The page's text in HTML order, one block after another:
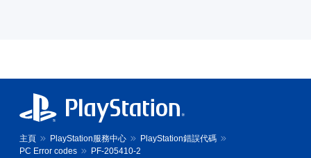
主頁 PlayStation服務中心
PlayStation錯誤代碼
PC Error codes
PF-205410-2